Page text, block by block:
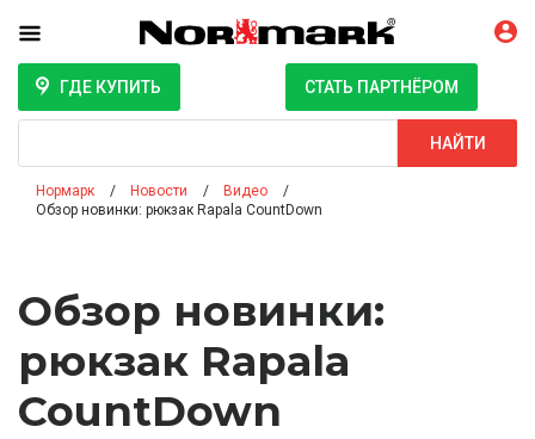
ГДЕ КУПИТЬ СТАТЬ ПАРТНЁРОМ
НАЙТИ
Нормарк Новости
Видео
Обзор новинки: рюкзак Rapala CountDown
Обзор новинки:
рюкзак Rapala
CountDown